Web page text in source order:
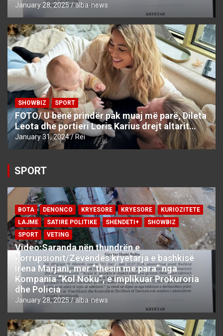
January 28, 2025 alba-news
SHOWBIZ SPORT
FOTO/ U bënë prindër pak muaj më parë, Dileta
Leota dhe portieri Loris Karius drejt altarit…
January 31, 2024 Rei
SPORT
BOTA DENONCO KRYESORE KRYESORE
KURIOZITETE
LAJME
SATIRE POLITIKE SHENDETI+
SHOWBIZ
SPORT
VETING
Video:Saranda nën thundrën e
korrupsionit/Zëvëndës kryetarja e bashkisë
Irena Marjani, mer “thesin me para” nga
Kompania “Kol Noku”, e implikuar Prokuroria
dhe Policia
January 28, 2025 alba-news